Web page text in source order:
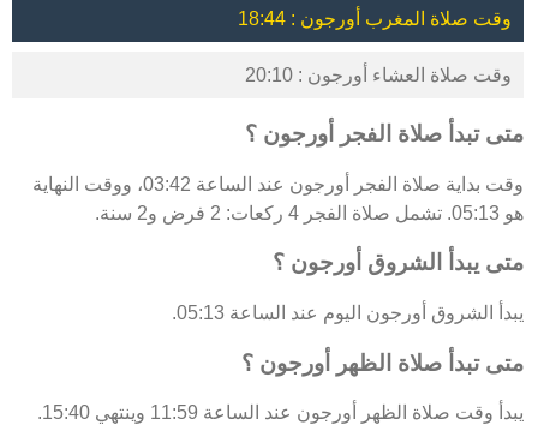
وقت صلاة المغرب أورجون : 18:44
وقت صلاة العشاء أورجون : 20:10
متى تبدأ صلاة الفجر أورجون ؟
وقت بداية صلاة الفجر أورجون عند الساعة 03:42، ووقت النهاية
هو 05:13. تشمل صلاة الفجر 4 ركعات: 2 فرض و2 سنة.
متى يبدأ الشروق أورجون ؟
يبدأ الشروق أورجون اليوم عند الساعة 05:13.
متى تبدأ صلاة الظهر أورجون ؟
يبدأ وقت صلاة الظهر أورجون عند الساعة 11:59 وينتهي 15:40.